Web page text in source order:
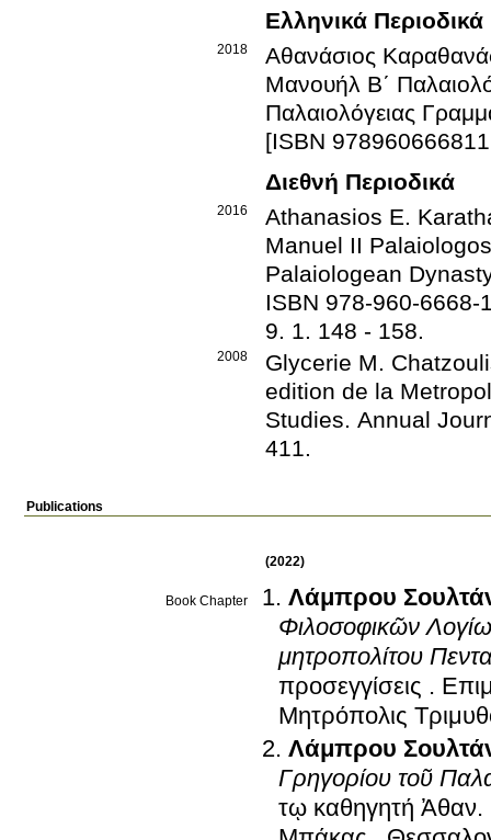
Ελληνικά Περιοδικά
2018
Αθανάσιος
Μανουήλ Β΄
Παλαιολόγειας
[ISBN
Διεθνή Περιοδικά
2016
Athanasios E.
Manuel II
Palaiologean
ISBN 978-960-6668-
9. 1. 148 - 158.
2008
Glycerie M.
edition de la
Studies. Annual
411.
Publications
(2022)
Book Chapter
Λάμπρου
Φιλοσοφικῶν
μητροπολίτου
προσεγγίσεις .
Μητρόπολις
Λάμπρου
Γρηγορίου τοῦ
τῳ καθηγητή